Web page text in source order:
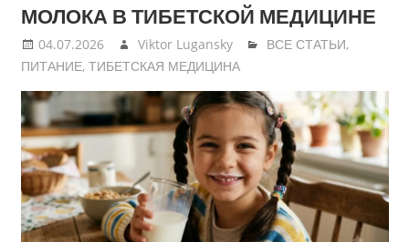
МОЛОКА В ТИБЕТСКОЙ МЕДИЦИНЕ
04.07.2026 Viktor Lugansky ВСЕ СТАТЬИ,
ПИТАНИЕ, ТИБЕТСКАЯ МЕДИЦИНА